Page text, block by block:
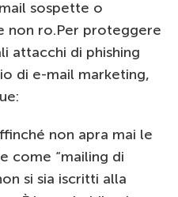
sospette o
non ro.Per proteggere
attacchi di phishing
di e-mail marketing,
non apra mai le
come “mailing di
si sia iscritti alla